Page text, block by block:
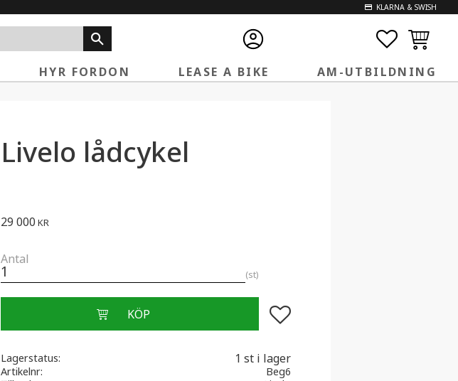
KLARNA & SWISH
HYR FORDON LEASE A BIKE AM-UTBILDNING
Livelo lådcykel
29 000 KR
Antal
st
Lägg till i favoriter
Lagerstatus 1 st i lager
Artikelnr
Beg6